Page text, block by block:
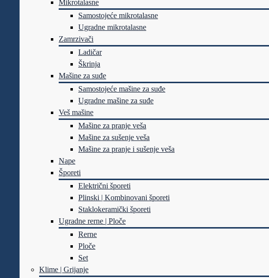
Mikrotalasne
Samostojeće mikrotalasne
Ugradne mikrotalasne
Zamrzivači
Ladičar
Škrinja
Mašine za suđe
Samostojeće mašine za suđe
Ugradne mašine za suđe
Veš mašine
Mašine za pranje veša
Mašine za sušenje veša
Mašine za pranje i sušenje veša
Nape
Šporeti
Električni šporeti
Plinski | Kombinovani šporeti
Staklokeramički šporeti
Ugradne rerne | Ploče
Rerne
Ploče
Set
Klime | Grijanje